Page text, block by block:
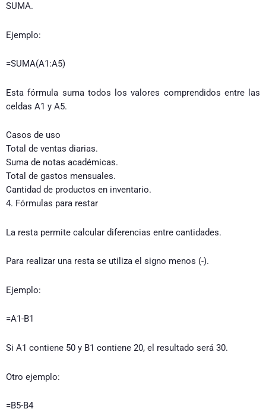
SUMA.
Ejemplo:
=SUMA(A1:A5)
Esta fórmula suma todos los valores comprendidos entre las
celdas A1 y A5.
Casos de uso
Total de ventas diarias.
Suma de notas académicas.
Total de gastos mensuales.
Cantidad de productos en inventario.
4. Fórmulas para restar
La resta permite calcular diferencias entre cantidades.
Para realizar una resta se utiliza el signo menos (-).
Ejemplo:
=A1-B1
Si A1 contiene 50 y B1 contiene 20, el resultado será 30.
Otro ejemplo:
=B5-B4